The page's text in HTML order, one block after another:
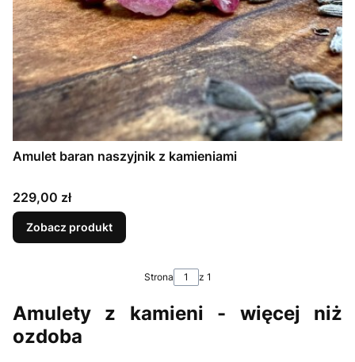
Amulet baran naszyjnik z kamieniami
Cena
229,00 zł
Zobacz produkt
Strona z 1
Amulety z kamieni - więcej niż
ozdoba